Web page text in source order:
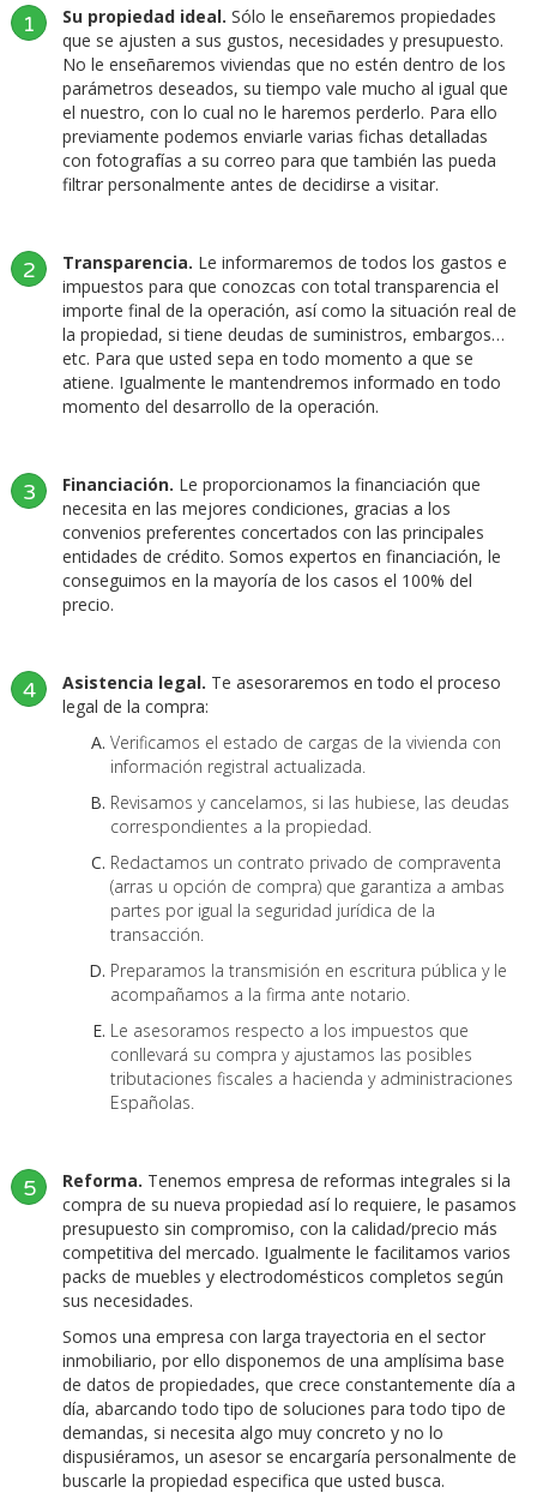
1 Su propiedad ideal. Sólo le enseñaremos propiedades
que se ajusten a sus gustos, necesidades y presupuesto.
No le enseñaremos viviendas que no estén dentro de los
parámetros deseados, su tiempo vale mucho al igual que
el nuestro, con lo cual no le haremos perderlo. Para ello
previamente podemos enviarle varias fichas detalladas
con fotografías a su correo para que también las pueda
filtrar personalmente antes de decidirse a visitar.
2 Transparencia. Le informaremos de todos los gastos e
impuestos para que conozcas con total transparencia el
importe final de la operación, así como la situación real de
la propiedad, si tiene deudas de suministros, embargos…
etc. Para que usted sepa en todo momento a que se
atiene. Igualmente le mantendremos informado en todo
momento del desarrollo de la operación.
3 Financiación. Le proporcionamos la financiación que
necesita en las mejores condiciones, gracias a los
convenios preferentes concertados con las principales
entidades de crédito. Somos expertos en financiación, le
conseguimos en la mayoría de los casos el 100% del
precio.
4 Asistencia legal. Te asesoraremos en todo el proceso
legal de la compra:
Verificamos el estado de cargas de la vivienda con
información registral actualizada.
Revisamos y cancelamos, si las hubiese, las deudas
correspondientes a la propiedad.
Redactamos un contrato privado de compraventa
(arras u opción de compra) que garantiza a ambas
partes por igual la seguridad jurídica de la
transacción.
Preparamos la transmisión en escritura pública y le
acompañamos a la firma ante notario.
Le asesoramos respecto a los impuestos que
conllevará su compra y ajustamos las posibles
tributaciones fiscales a hacienda y administraciones
Españolas.
5 Reforma. Tenemos empresa de reformas integrales si la
compra de su nueva propiedad así lo requiere, le pasamos
presupuesto sin compromiso, con la calidad/precio más
competitiva del mercado. Igualmente le facilitamos varios
packs de muebles y electrodomésticos completos según
sus necesidades.
Somos una empresa con larga trayectoria en el sector
inmobiliario, por ello disponemos de una amplísima base
de datos de propiedades, que crece constantemente día a
día, abarcando todo tipo de soluciones para todo tipo de
demandas, si necesita algo muy concreto y no lo
dispusiéramos, un asesor se encargaría personalmente de
buscarle la propiedad especifica que usted busca.